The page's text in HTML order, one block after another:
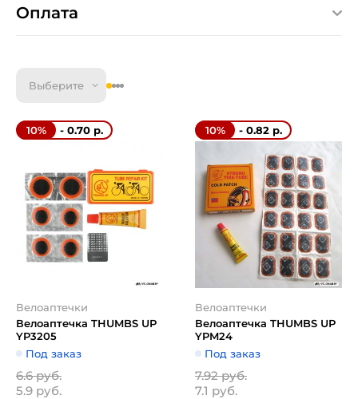
Оплата
Выберите
10% - 0.70 р.
Велоаптечки
Велоаптечка THUMBS UP
YP3205
Под заказ
6.6 руб.
5.9 руб.
10% - 0.82 р.
Велоаптечки
Велоаптечка THUMBS UP
YPM24
Под заказ
7.92 руб.
7.1 руб.